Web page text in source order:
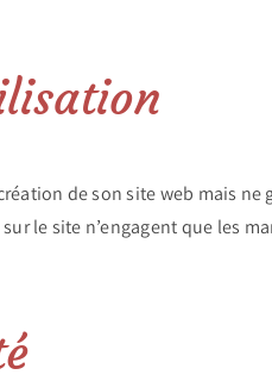
de son site web mais
le site n’engagent que les